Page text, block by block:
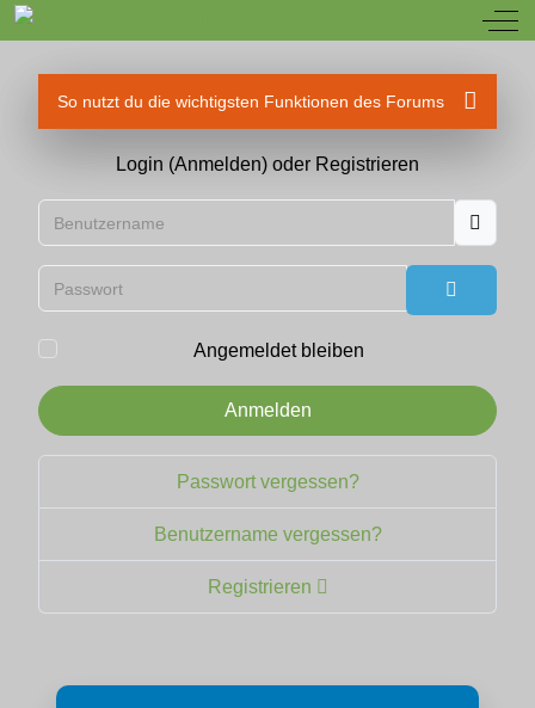
Off-
So nutzt du die wichtigsten Funktionen des Forums
Login (Anmelden) oder Registrieren
Benutzername
Passwort
Passwort
Angemeldet bleiben
Anmelden
Passwort vergessen?
Benutzername vergessen?
Registrieren